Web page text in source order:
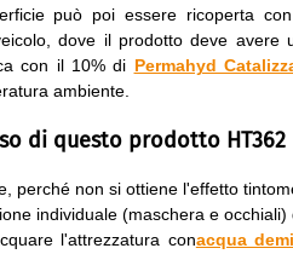
può poi essere ricoperta
dove il prodotto deve
con il 10% di Permahyd
ambiente.
di questo prodotto HT362
perché non si ottiene l'effetto
individuale (maschera e
l'attrezzatura conacqua